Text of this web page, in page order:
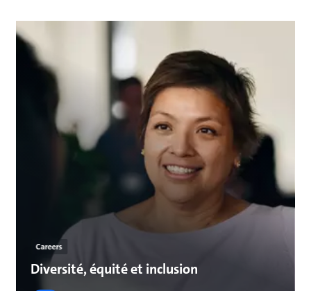
Careers
Diversité, équité et inclusion